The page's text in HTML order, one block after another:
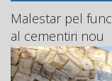
Malestar pel
al cementiri nou